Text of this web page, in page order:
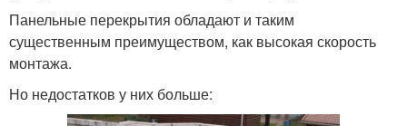
Панельные перекрытия обладают и таким
существенным преимуществом, как высокая скорость
монтажа.
Но недостатков у них больше: